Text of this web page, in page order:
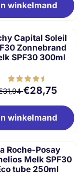
winkelmand
Capital Soleil
Zonnebrand
SPF30 300ml
Van 31,94 voor
€28,75
winkelmand
Roche-Posay
Melk SPF30
tube 250ml